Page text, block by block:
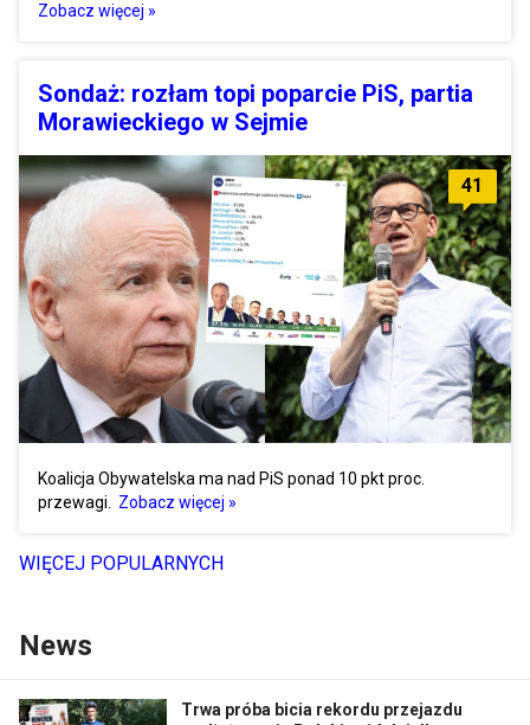
Zobacz więcej »
Sondaż: rozłam topi poparcie PiS, partia
Morawieckiego w Sejmie
41
Koalicja Obywatelska ma nad PiS ponad 10 pkt proc.
przewagi.
Zobacz więcej »
WIĘCEJ POPULARNYCH
News
Trwa próba bicia rekordu przejazdu